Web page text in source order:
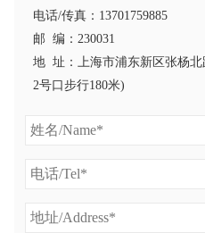
电话/传真：13701759885
邮 编：230031
地 址：上海市浦东新区张杨北
2号口步行180米)